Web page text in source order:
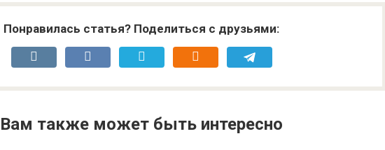
Понравилась статья? Поделиться с друзьями:
Вам также может быть интересно